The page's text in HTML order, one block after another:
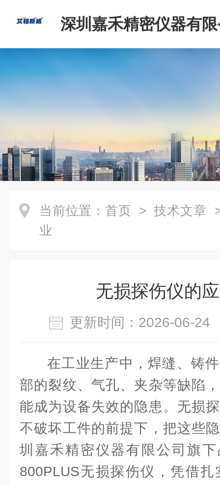
深圳嘉禾精密仪器有
当前位置： 首页 > 技术文章
业
无损探伤仪的
更新时间：2026-06-
在工业生产中，焊缝、铸
部的裂纹、气孔、夹杂等缺陷
能成为设备失效的隐患。无损
不破坏工件的前提下，把这些
圳嘉禾精密仪器有限公司旗
800PLUS无损探伤仪，凭借